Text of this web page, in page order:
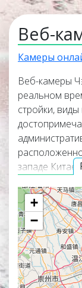
Веб-
Камеры
Веб-камеры
реальном
стройки,
западе
природу и
Чэнду прямо
прямом
изображение
камеры
трансляций.
точное
+
−